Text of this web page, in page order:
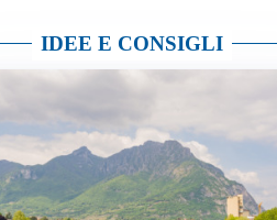
IDEE E CONSIGLI